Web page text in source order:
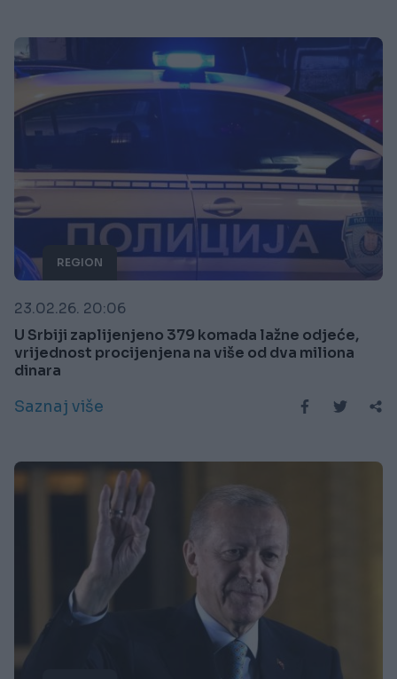
REGION
23.02.26. 20:06
U Srbiji zaplijenjeno 379 komada lažne odjeće,
vrijednost procijenjena na više od dva miliona
dinara
Saznaj više